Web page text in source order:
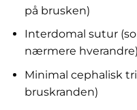
på brusken)
Interdomal sutur
nærmere hverandre)
Minimal cephalisk
bruskranden)